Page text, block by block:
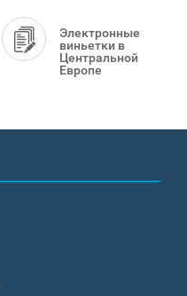
Электронные
виньетки в
Центральной
Европе